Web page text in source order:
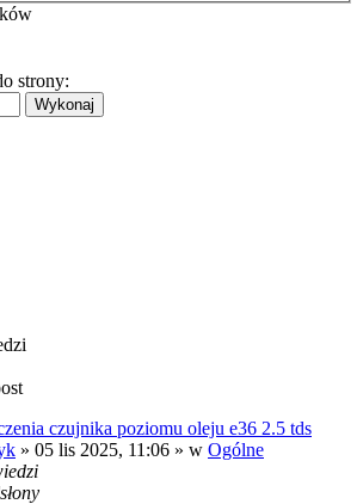
strony:
czujnika poziomu oleju e36 2.5 tds
» 05 lis 2025, 11:06 » w Ogólne